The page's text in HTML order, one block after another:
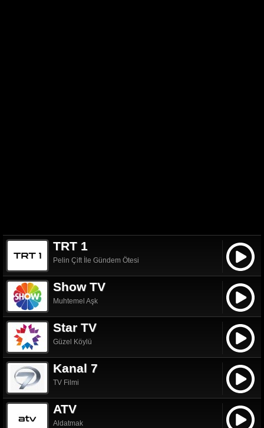
TRT 1
Pelin Çift İle Gündem Ötesi
Show TV
Muhtemel Aşk
Star TV
Güzel Köylü
Kanal 7
TV Filmi
ATV
Aldatmak